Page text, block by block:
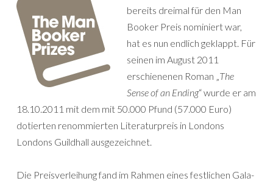
bereits dreimal für den Man
Booker Preis nominiert war,
hat es nun endlich geklappt. Für
seinen im August 2011
erschienenen Roman „The
Sense of an Ending“ wurde er am
18.10.2011 mit dem mit 50.000 Pfund (57.000 Euro)
dotierten renommierten Literaturpreis in Londons
Londons Guildhall ausgezeichnet.
Die Preisverleihung fand im Rahmen eines festlichen Gala-